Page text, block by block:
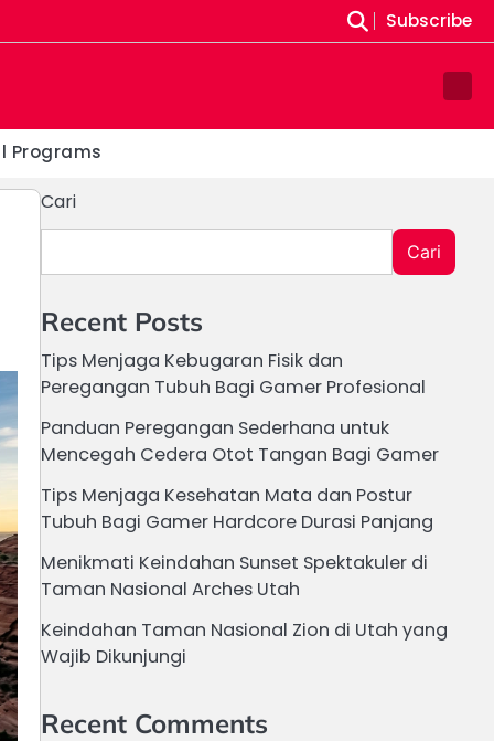
Subscribe
Programs
Cari
Cari
Recent Posts
Tips Menjaga Kebugaran Fisik dan
Peregangan Tubuh Bagi Gamer Profesional
Panduan Peregangan Sederhana untuk
Mencegah Cedera Otot Tangan Bagi Gamer
Tips Menjaga Kesehatan Mata dan Postur
Tubuh Bagi Gamer Hardcore Durasi Panjang
Menikmati Keindahan Sunset Spektakuler di
Taman Nasional Arches Utah
Keindahan Taman Nasional Zion di Utah yang
Wajib Dikunjungi
Recent Comments